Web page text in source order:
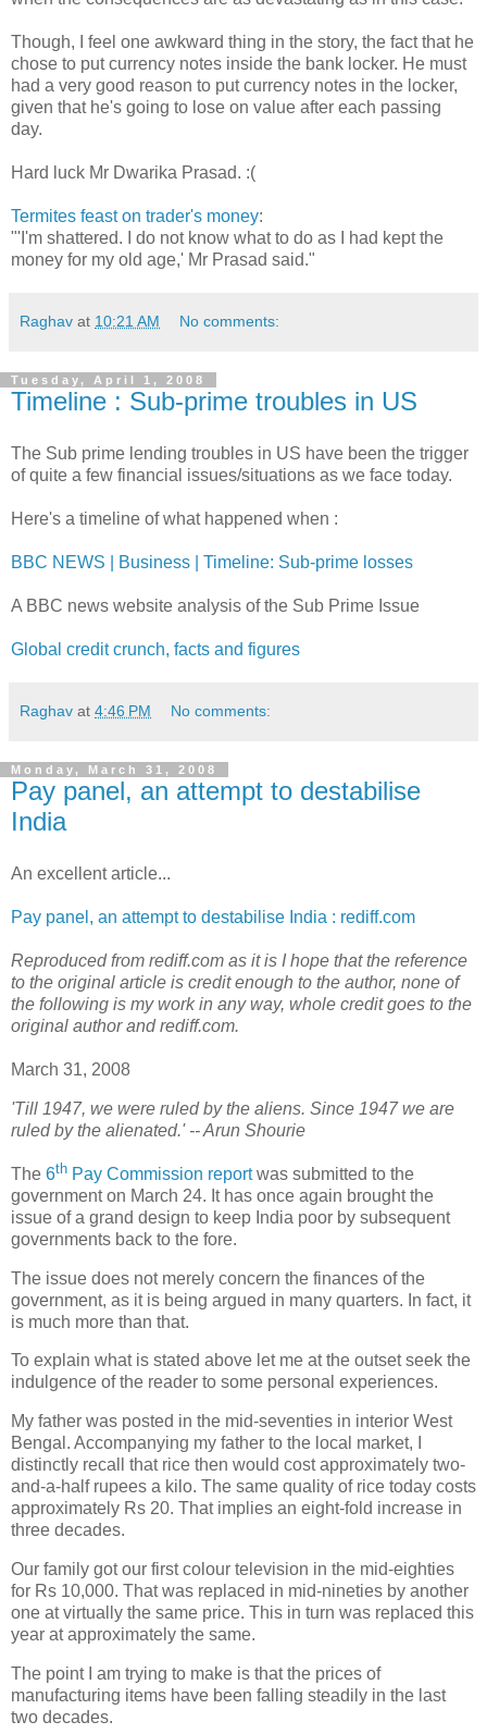
Though, I feel one awkward thing in the story, the fact that he
chose to put currency notes inside the bank locker. He must
had a very good reason to put currency notes in the locker,
given that he's going to lose on value after each passing
day.
Hard luck Mr Dwarika Prasad. :(
Termites feast on trader's money:
"'I'm shattered. I do not know what to do as I had kept the
money for my old age,' Mr Prasad said."
Raghav at 10:21 AM No comments:
Tuesday, April 1, 2008
Timeline : Sub-prime troubles in US
The Sub prime lending troubles in US have been the trigger
of quite a few financial issues/situations as we face today.
Here's a timeline of what happened when :
BBC NEWS | Business | Timeline: Sub-prime losses
A BBC news website analysis of the Sub Prime Issue
Global credit crunch, facts and figures
Raghav at 4:46 PM No comments:
Monday, March 31, 2008
Pay panel, an attempt to destabilise
India
An excellent article...
Pay panel, an attempt to destabilise India : rediff.com
Reproduced from rediff.com as it is I hope that the reference
to the original article is credit enough to the author, none of
the following is my work in any way, whole credit goes to the
original author and rediff.com.
March 31, 2008
'Till 1947, we were ruled by the aliens. Since 1947 we are
ruled by the alienated.' -- Arun Shourie
The 6th Pay Commission reportwas submitted to the
government on March 24. It has once again brought the
issue of a grand design to keep India poor by subsequent
governments back to the fore.
The issue does not merely concern the finances of the
government, as it is being argued in many quarters. In fact, it
is much more than that.
To explain what is stated above let me at the outset seek the
indulgence of the reader to some personal experiences.
My father was posted in the mid-seventies in interior West
Bengal. Accompanying my father to the local market, I
distinctly recall that rice then would cost approximately two-
and-a-half rupees a kilo. The same quality of rice today costs
approximately Rs 20. That implies an eight-fold increase in
three decades.
Our family got our first colour television in the mid-eighties
for Rs 10,000. That was replaced in mid-nineties by another
one at virtually the same price. This in turn was replaced this
year at approximately the same.
The point I am trying to make is that the prices of
manufacturing items have been falling steadily in the last
two decades.